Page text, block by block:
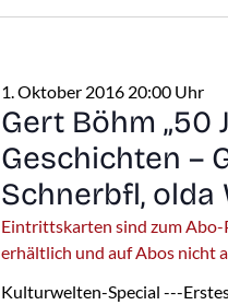
1. Oktober 2016 20:00 Uhr
Gert Böhm „50
Geschichten –
Schnerbfl, olda
Eintrittskarten sind zum Abo-
erhältlich und auf Abos nicht
Kulturwelten-Special ---